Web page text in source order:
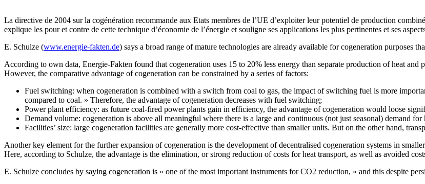
La directive de 2004 sur la cogénération recommande aux Etats membres de l’UE d’exploiter leur potentiel de production
explique les pour et contre de cette technique d’économie de l’énergie et souligne ses applications les plus pertinentes et ses
E. Schulze (www.energie-fakten.de) says a broad range of mature technologies are already available for cogeneration purposes
According to own data, Energie-Fakten found that cogeneration uses 15 to 20% less energy than separate production of heat
However, the comparative advantage of cogeneration can be constrained by a series of factors:
Fuel switching: when cogeneration is combined with a switch from coal to gas, the impact of switching fuel is more
compared to coal. » Therefore, the advantage of cogeneration decreases with fuel switching;
Power plant efficiency: as future coal-fired power plants gain in efficiency, the advantage of cogeneration would loose
Demand volume: cogeneration is above all meaningful where there is a large and continuous (not just seasonal) demand
Facilities’ size: large cogeneration facilities are generally more cost-effective than smaller units. But on the other hand,
Another key element for the further expansion of cogeneration is the development of decentralised cogeneration systems in
Here, according to Schulze, the advantage is the elimination, or strong reduction of costs for heat transport, as well as avoided
E. Schulze concludes by saying cogeneration is « one of the most important instruments for CO2 reduction, » and this despite